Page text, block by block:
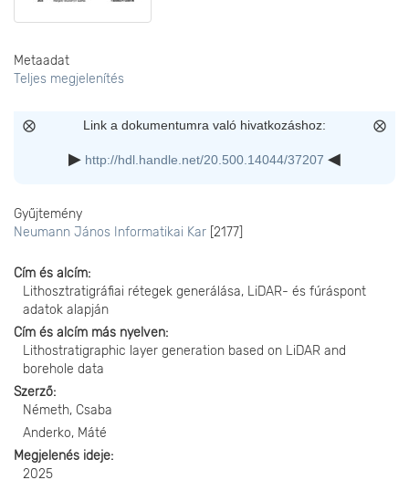
Metaadat
Teljes megjelenítés
Link a dokumentumra való hivatkozáshoz:
http://hdl.handle.net/20.500.14044/37207
Gyűjtemény
Neumann János Informatikai Kar [2177]
Cím és alcím
Lithosztratigráfiai rétegek generálása, LiDAR- és fúráspont
adatok alapján
Cím és alcím más nyelven
Lithostratigraphic layer generation based on LiDAR and
borehole data
Szerző
Németh, Csaba
Anderko, Máté
Megjelenés ideje
2025